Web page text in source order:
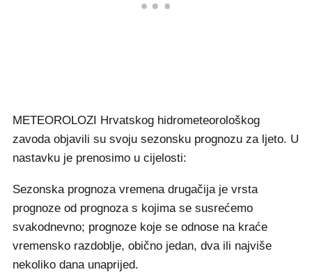
METEOROLOZI Hrvatskog hidrometeorološkog
zavoda objavili su svoju sezonsku prognozu za ljeto. U
nastavku je prenosimo u cijelosti:
Sezonska prognoza vremena drugačija je vrsta
prognoze od prognoza s kojima se susrećemo
svakodnevno; prognoze koje se odnose na kraće
vremensko razdoblje, obično jedan, dva ili najviše
nekoliko dana unaprijed.